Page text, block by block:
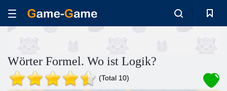
Wörter Formel. Wo ist Logik?
(Total 10)